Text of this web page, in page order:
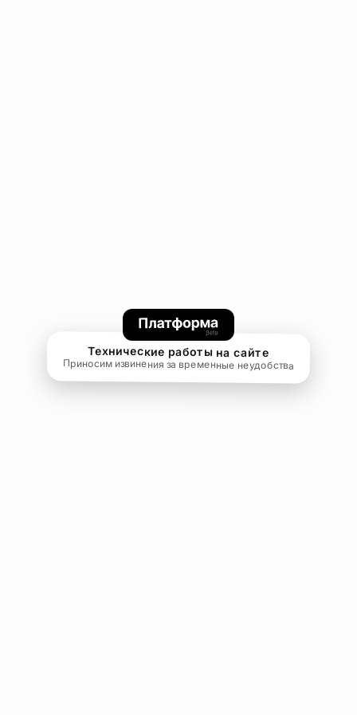
Технические работы на сайте
Приносим извинения за временные неудобства